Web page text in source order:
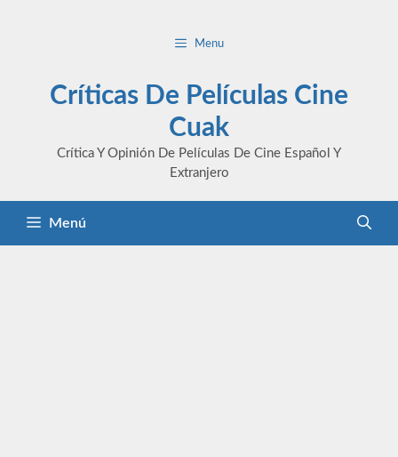
Menu
Críticas De Películas Cine
Cuak
Crítica Y Opinión De Películas De Cine Español Y
Extranjero
Menú